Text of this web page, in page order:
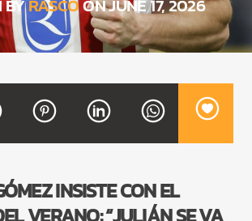
DJ MIX
12:00 AM
BYRASCOON JUNE 17, 2026
INSISTE CON EL